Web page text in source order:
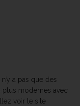
a pas que des
plus modernes avec
voir le site